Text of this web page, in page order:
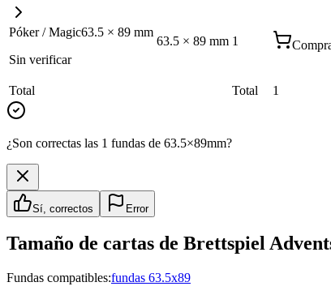
Póker / Magic63.5 × 89 mm
Sin verificar
63.5 × 89 mm 1
Total Total 1
¿Son correctas las 1 fundas de 63.5×89mm?
Sí, correctos Error
Tamaño de cartas de Brettspiel
Fundas compatibles:fundas 63.5x89